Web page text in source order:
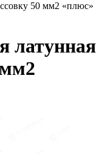
50 мм2 «плюс»
латунная